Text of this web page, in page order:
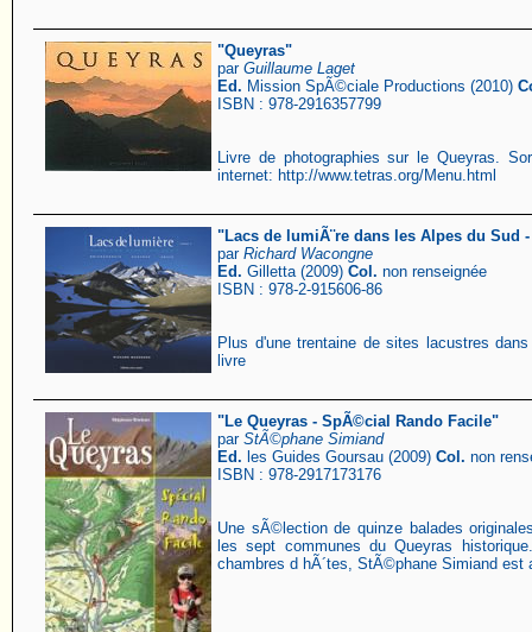
"Queyras"
par Guillaume Laget
Ed. Mission SpÃ©ciale Productions (2010)
ISBN : 978-2916357799
Livre de photographies sur le Queyras.
internet: http://www.tetras.org/Menu.html
"Lacs de lumiÃ¨re dans les Alpes du Sud
par Richard Wacongne
Ed. Gilletta (2009) Col. non renseignée
ISBN : 978-2-915606-86
Plus d'une trentaine de sites lacustres
livre
"Le Queyras - SpÃ©cial Rando Facile"
par StÃ©phane Simiand
Ed. les Guides Goursau (2009) Col. non
ISBN : 978-2917173176
Une sÃ©lection de quinze balades
les sept communes du Queyras
chambres d hÃ´tes, StÃ©phane Simiand est